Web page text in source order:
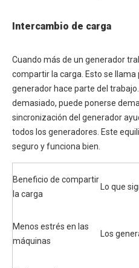
Intercambio de carga
Cuando más de un generador
compartir la carga. Esto se llama
generador hace parte del
demasiado, puede ponerse
sincronización del generador
todos los generadores. Este
seguro y funciona bien.
Beneficio de compartir
la carga
Lo que
Menos estrés en las
máquinas
Los